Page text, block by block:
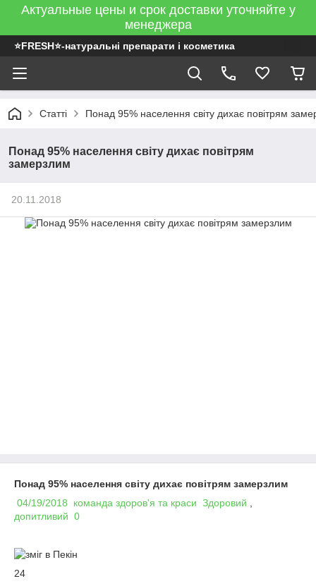
Актуальные цены и срок доставки уточняйте у
менеджера
⭐FRESH⭐-натуральні препарати і косметика
Статті Понад 95% населення світу дихає повітрям
Понад 95% населення світу дихає повітрям
замерзлим
20.11.2018
Понад 95% населення світу дихає повітрям замерзлим
04/19/2018
команда здоров'я та краси Здоровий
допитливий 0
24